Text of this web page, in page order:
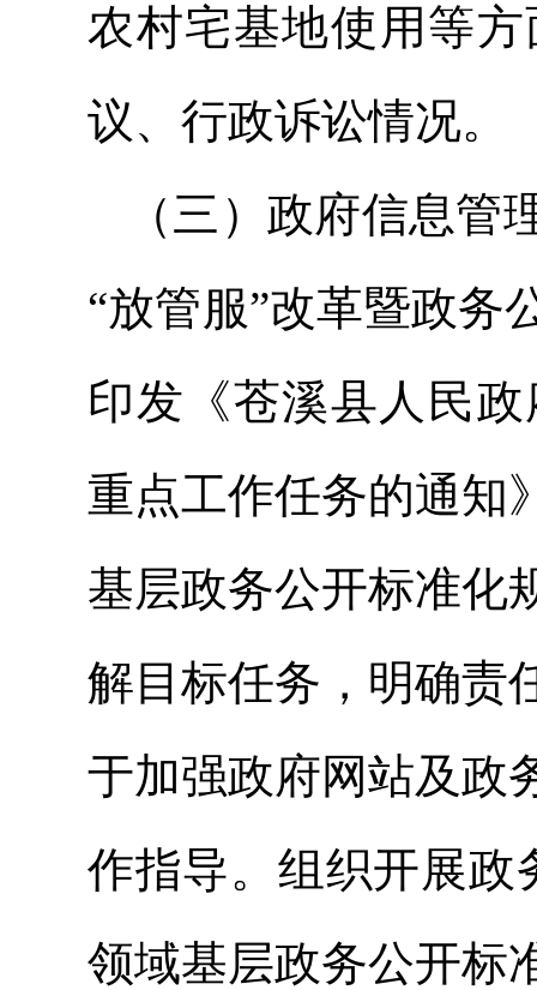
农村宅基地使用等
议、行政诉讼情况。
（三）政府信息
“放管服”改革暨政务
印发《苍溪县人民
重点工作任务的通知
基层政务公开标准化
解目标任务，明确责
于加强政府网站及政
作指导。组织开展政
领域基层政务公开标